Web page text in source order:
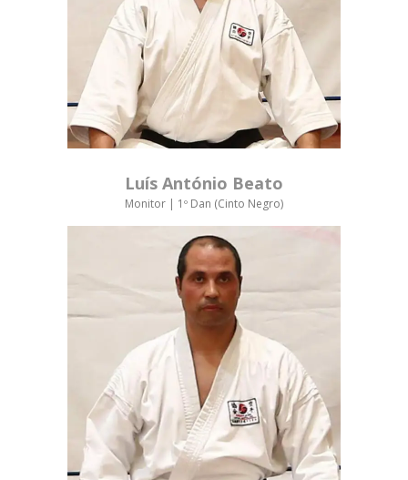
Luís António Beato
Monitor | 1º Dan (Cinto Negro)